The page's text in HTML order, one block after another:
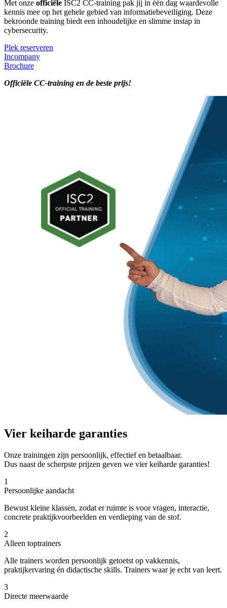
Met onze officiële ISC2 CC-training pak jij in één dag waardevolle
kennis mee op het gehele gebied van informatiebeveiliging. Deze
bekroonde training biedt een inhoudelijke en slimme instap in
cybersecurity.
Plek reserveren
Incompany
Brochure
Officiële CC-training en de beste prijs!
Vier keiharde garanties
Onze trainingen zijn persoonlijk, effectief en betaalbaar.
Dus naast de scherpste prijzen geven we vier keiharde garanties!
1
Persoonlijke aandacht
Bewust kleine klassen, zodat er ruimte is voor vragen, interactie,
concrete praktijkvoorbeelden en verdieping van de stof.
2
Alleen toptrainers
Alle trainers worden persoonlijk getoetst op vakkennis,
praktijkervaring én didactische skills. Trainers waar je echt van leert.
3
Directe meerwaarde